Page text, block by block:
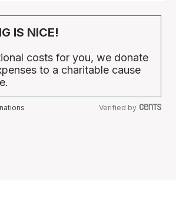
IS NICE!
costs for you, we donate
to a charitable cause
Verified by